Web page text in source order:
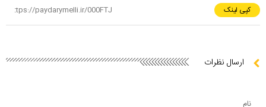
کپی لینک
ارسال نظرات
نام